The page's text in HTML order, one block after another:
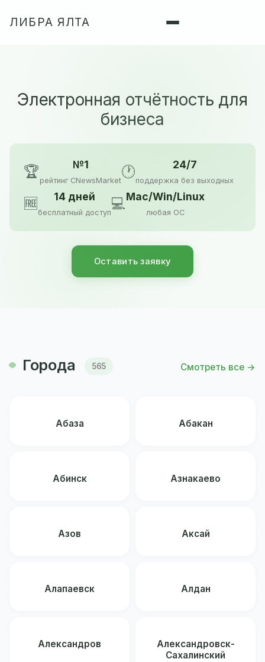
ЛИБРА ЯЛТА
Электронная отчётность для
бизнеса
🏆 №1
рейтинг CNewsMarket
🕐 24/7
поддержка без выходных
🆓 14 дней
бесплатный доступ
💻Mac/Win/Linux
любая ОС
Оставить заявку
Города 565 Смотреть все →
Абаза Абакан
Абинск Азнакаево
Азов Аксай
Алапаевск Алдан
Александров
Александровск-
Сахалинский